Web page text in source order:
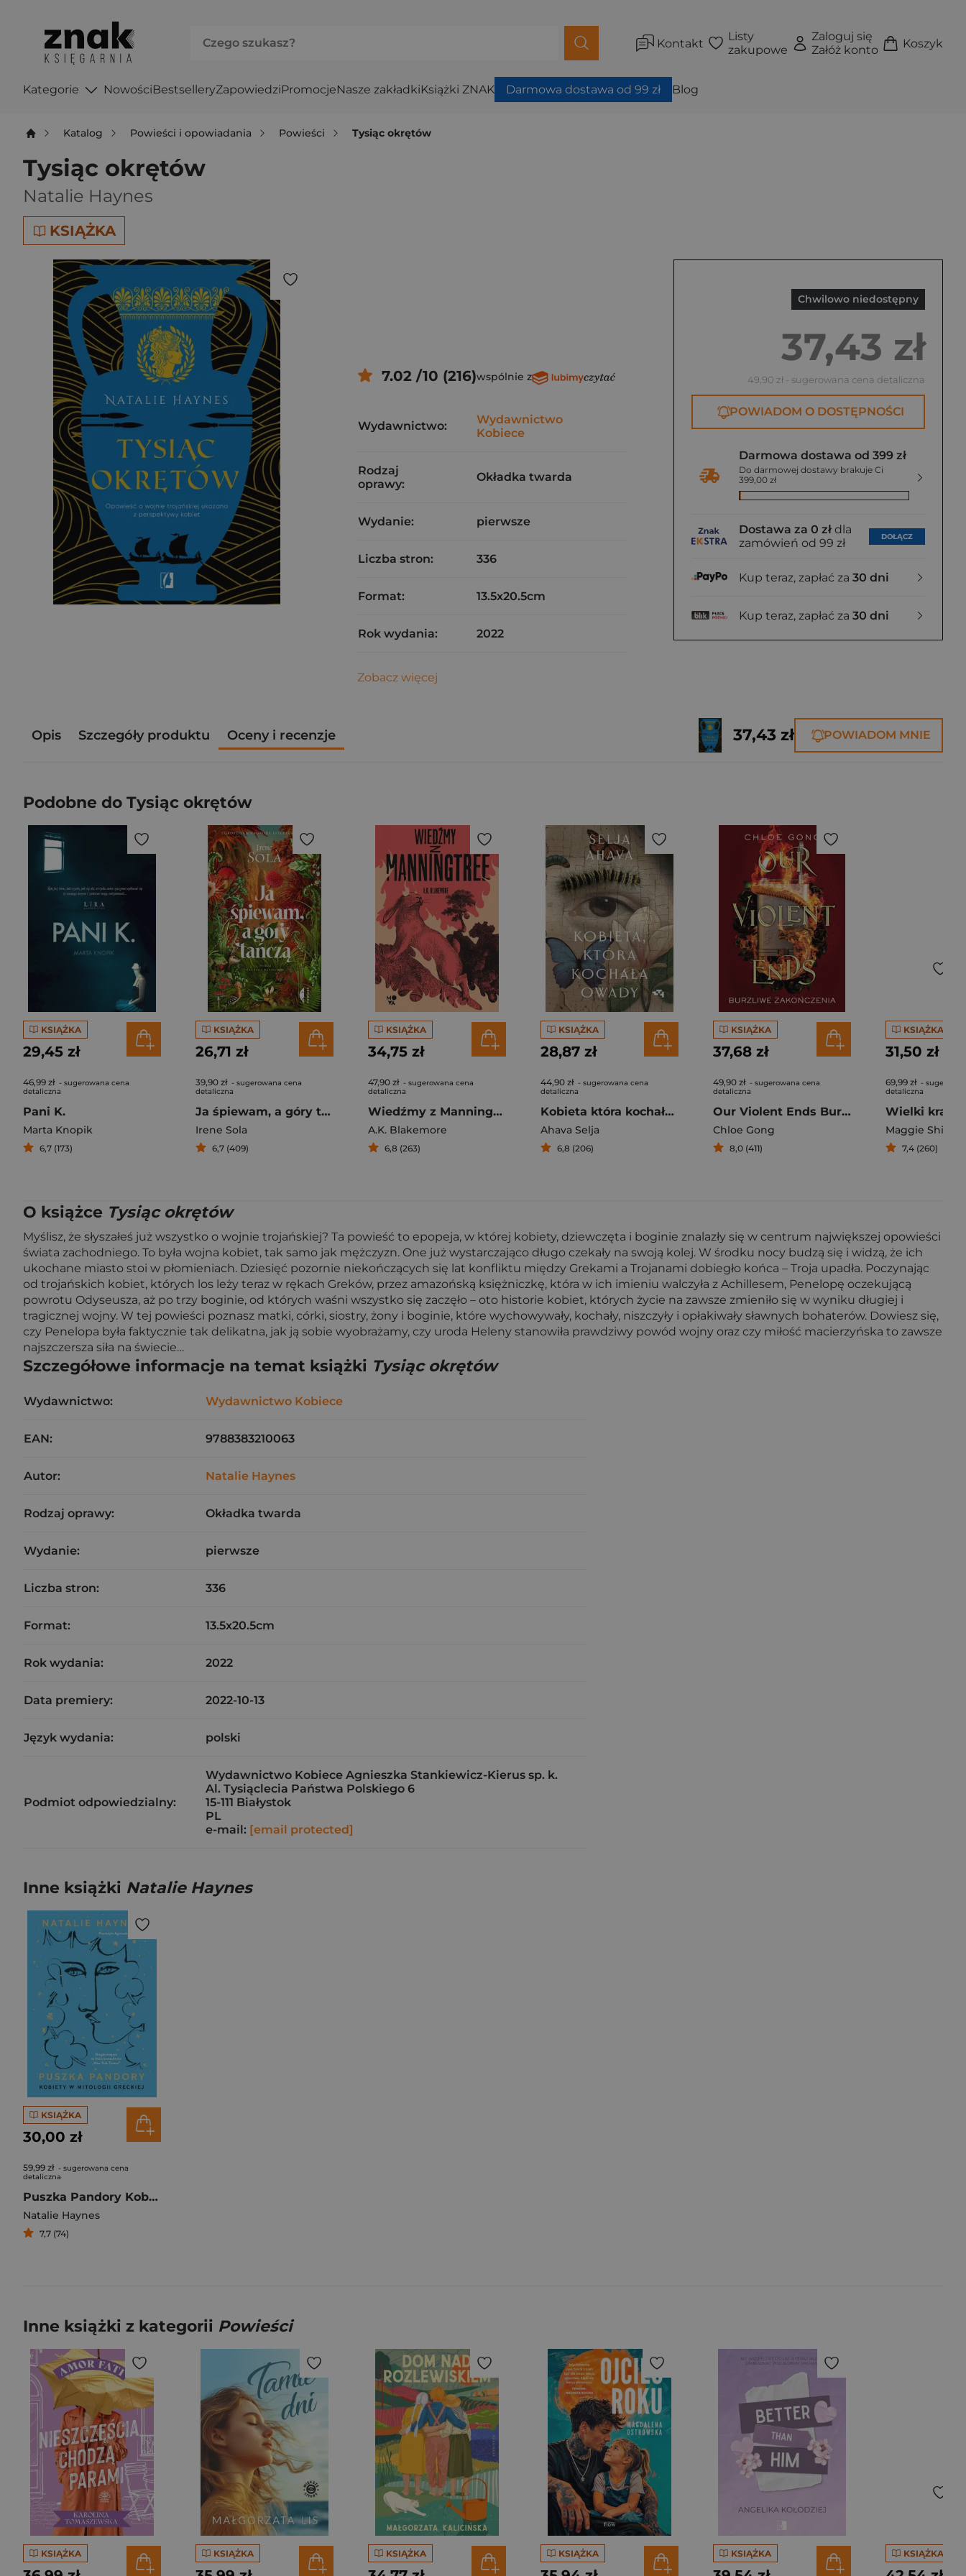
Kontakt
Listy
zakupowe
Zaloguj się
Załóż konto
Koszyk
Kategorie NowościBestselleryZapowiedziPromocjeNasze zakładkiKsiążki ZNAK Darmowa dostawa od 99 zł Blog
Katalog Powieści i opowiadania Powieści Tysiąc okrętów
Tysiąc okrętów
Natalie Haynes
KSIĄŻKA
Chwilowo niedostępny
37,43 zł
49,90 zł - sugerowana cena detaliczna
POWIADOM O DOSTĘPNOŚCI
Darmowa dostawa od 399 zł
Do darmowej dostawy brakuje Ci
399,00 zł
Dostawa za 0 zł dla
zamówień od 99 zł
DOŁĄCZ
Kup teraz, zapłać za 30 dni
Kup teraz, zapłać za 30 dni
7.02 /10 (216)wspólnie z
Wydawnictwo:
Wydawnictwo
Kobiece
Rodzaj
oprawy:
Okładka twarda
Wydanie: pierwsze
Liczba stron: 336
Format: 13.5x20.5cm
Rok wydania: 2022
Zobacz więcej
Opis Szczegóły produktu Oceny i recenzje 37,43 zł POWIADOM MNIE
Podobne do Tysiąc okrętów
KSIĄŻKA
29,45 zł
46,99 zł - sugerowana cena
detaliczna
Pani K.
Marta Knopik
6,7 (173)
KSIĄŻKA
26,71 zł
39,90 zł - sugerowana cena
detaliczna
Ja śpiewam, a góry tańczą
Irene Sola
6,7 (409)
KSIĄŻKA
34,75 zł
47,90 zł - sugerowana cena
detaliczna
Wiedźmy z Manningtree
A.K. Blakemore
6,8 (263)
KSIĄŻKA
28,87 zł
44,90 zł - sugerowana cena
detaliczna
Kobieta która kochała owady
Ahava Selja
6,8 (206)
KSIĄŻKA
37,68 zł
49,90 zł - sugerowana cena
detaliczna
Our Violent Ends Burzliwe zakończenia
Chloe Gong
8,0 (411)
KSIĄŻKA
31,50 zł
69,99 zł -
detaliczna
Wielki krąg
Maggie
7,4 (260)
O książce Tysiąc okrętów
Myślisz, że słyszałeś już wszystko o wojnie trojańskiej? Ta powieść to epopeja, w której kobiety, dziewczęta i boginie znalazły się w centrum największej opowieści
świata zachodniego. To była wojna kobiet, tak samo jak mężczyzn. One już wystarczająco długo czekały na swoją kolej. W środku nocy budzą się i widzą, że ich
ukochane miasto stoi w płomieniach. Dziesięć pozornie niekończących się lat konfliktu między Grekami a Trojanami dobiegło końca – Troja upadła. Poczynając
od trojańskich kobiet, których los leży teraz w rękach Greków, przez amazońską księżniczkę, która w ich imieniu walczyła z Achillesem, Penelopę oczekującą
powrotu Odyseusza, aż po trzy boginie, od których waśni wszystko się zaczęło – oto historie kobiet, których życie na zawsze zmieniło się w wyniku długiej i
tragicznej wojny. W tej powieści poznasz matki, córki, siostry, żony i boginie, które wychowywały, kochały, niszczyły i opłakiwały sławnych bohaterów. Dowiesz się,
czy Penelopa była faktycznie tak delikatna, jak ją sobie wyobrażamy, czy uroda Heleny stanowiła prawdziwy powód wojny oraz czy miłość macierzyńska to zawsze
najszczersza siła na świecie…
Szczegółowe informacje na temat książki Tysiąc okrętów
Wydawnictwo: Wydawnictwo Kobiece
EAN: 9788383210063
Autor: Natalie Haynes
Rodzaj oprawy: Okładka twarda
Wydanie: pierwsze
Liczba stron: 336
Format: 13.5x20.5cm
Rok wydania: 2022
Data premiery: 2022-10-13
Język wydania: polski
Podmiot odpowiedzialny:
Wydawnictwo Kobiece Agnieszka Stankiewicz-Kierus sp. k.
Al. Tysiąclecia Państwa Polskiego 6
15-111 Białystok
PL
e-mail: [email protected]
Inne książki Natalie Haynes
KSIĄŻKA
30,00 zł
59,99 zł - sugerowana cena
detaliczna
Puszka Pandory Kobiety w mitologii greckiej
Natalie Haynes
7,7 (74)
Inne książki z kategorii Powieści
KSIĄŻKA KSIĄŻKA KSIĄŻKA KSIĄŻKA KSIĄŻKA KSIĄŻKA